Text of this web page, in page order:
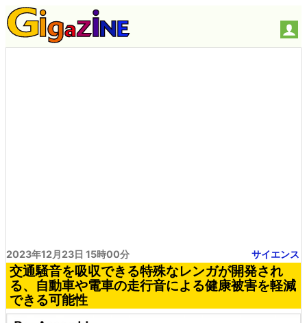
2023年12月23日 15時00分 サイエンス
交通騒音を吸収できる特殊なレンガが開発され
る、自動車や電車の走行音による健康被害を軽減
できる可能性